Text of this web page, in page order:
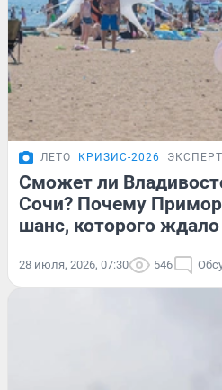
ЛЕТО КРИЗИС-2026 ЭКСПЕРТ
Сможет ли
Сочи? Почему
шанс, которого
28 июля, 2026, 07:30 546